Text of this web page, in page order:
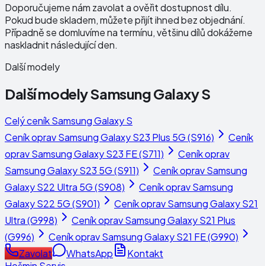
Doporučujeme nám zavolat a ověřit dostupnost dílu.
Pokud bude skladem, můžete přijít ihned bez objednání.
Případně se domluvíme na termínu, většinu dílů dokážeme
naskladnit následující den.
Další modely
Další modelySamsung Galaxy S
Celý ceníkSamsung Galaxy S
Ceník opravSamsung Galaxy S23 Plus 5G (S916)
Ceník
opravSamsung Galaxy S23 FE (S711)
Ceník oprav
Samsung Galaxy S23 5G (S911)
Ceník opravSamsung
Galaxy S22 Ultra 5G (S908)
Ceník opravSamsung
Galaxy S22 5G (S901)
Ceník opravSamsung Galaxy S21
Ultra (G998)
Ceník opravSamsung Galaxy S21 Plus
(G996)
Ceník opravSamsung Galaxy S21 FE (G990)
Zavolat
WhatsApp
Kontakt